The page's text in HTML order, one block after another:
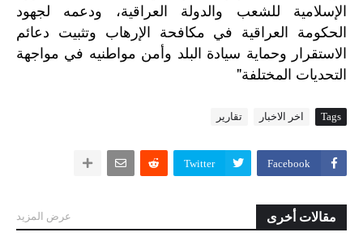
الإسلامية
للشعب والدولة العراقية، ودعمه
لجهود
الحكومة
العراقية في مكافحة الإرهاب وتثبيت
دعائم
الاستقرار وحماية سيادة البلد وأمن مواطنيه في مواجهة
التحديات المختلفة"
Tags اخر الاخبار تقارير
Facebook
Twitter
مقالات أخرى عرض المزيد